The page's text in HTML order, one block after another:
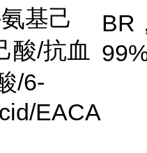
基己
酸/抗血
/6-
EACA
BR